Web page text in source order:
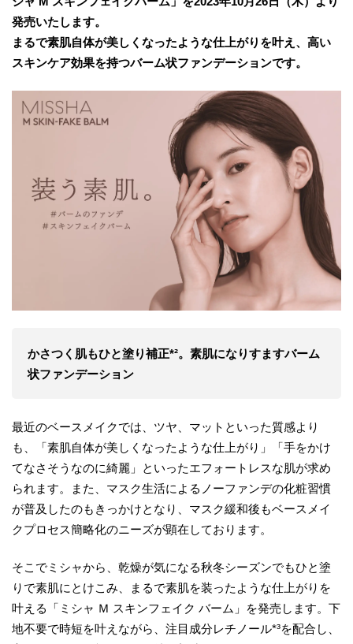
発売いたします。
まるで素肌自体が美しくなったような仕上がりを叶え、高い
スキンケア効果を持つバーム状ファンデーションです。
かさつく肌もひと塗り補正*²。素肌になりすますバーム
状ファンデーション
最近のベースメイクでは、ツヤ、マットといった質感より
も、「素肌自体が美しくなったような仕上がり」「手をかけ
てなさそうなのに綺麗」といったエフォートレスな肌が求め
られます。また、マスク生活によるノーファンデの化粧習慣
が普及したのもきっかけとなり、マスク緩和後もベースメイ
クプロセス簡略化のニーズが顕在しております。
そこでミシャから、乾燥が気になる秋冬シーズンでもひと塗
りで素肌にとけこみ、まるで素肌を装ったような仕上がりを
叶える「ミシャ Ｍ スキンフェイク バーム」を発売します。下
地不要で時短を叶えながら、注目成分レチノール*³を配合し、